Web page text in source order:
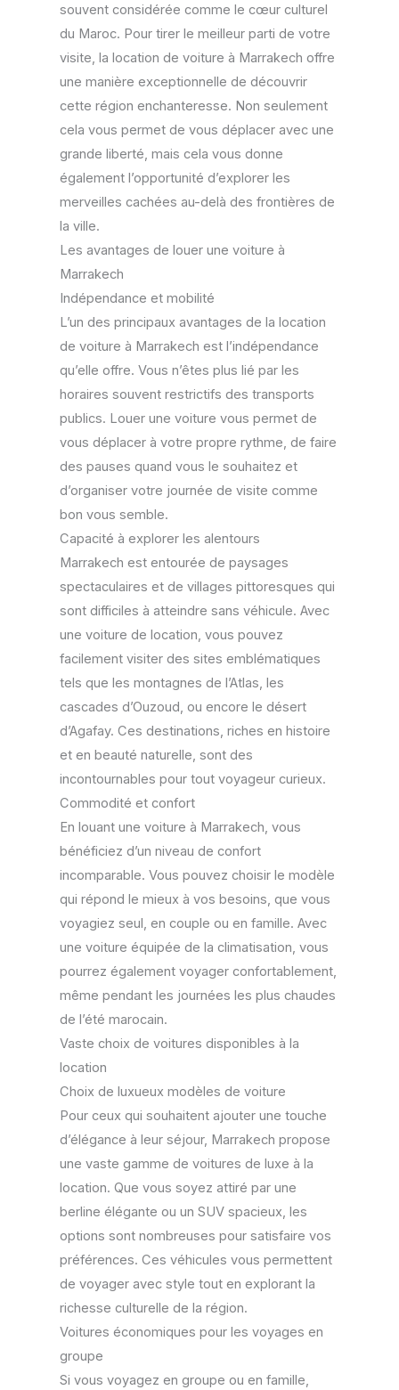
souvent considérée comme le cœur culturel
du Maroc. Pour tirer le meilleur parti de votre
visite, la location de voiture à Marrakech offre
une manière exceptionnelle de découvrir
cette région enchanteresse. Non seulement
cela vous permet de vous déplacer avec une
grande liberté, mais cela vous donne
également l’opportunité d’explorer les
merveilles cachées au-delà des frontières de
la ville.
Les avantages de louer une voiture à
Marrakech
Indépendance et mobilité
L’un des principaux avantages de la location
de voiture à Marrakech est l’indépendance
qu’elle offre. Vous n’êtes plus lié par les
horaires souvent restrictifs des transports
publics. Louer une voiture vous permet de
vous déplacer à votre propre rythme, de faire
des pauses quand vous le souhaitez et
d’organiser votre journée de visite comme
bon vous semble.
Capacité à explorer les alentours
Marrakech est entourée de paysages
spectaculaires et de villages pittoresques qui
sont difficiles à atteindre sans véhicule. Avec
une voiture de location, vous pouvez
facilement visiter des sites emblématiques
tels que les montagnes de l’Atlas, les
cascades d’Ouzoud, ou encore le désert
d’Agafay. Ces destinations, riches en histoire
et en beauté naturelle, sont des
incontournables pour tout voyageur curieux.
Commodité et confort
En louant une voiture à Marrakech, vous
bénéficiez d’un niveau de confort
incomparable. Vous pouvez choisir le modèle
qui répond le mieux à vos besoins, que vous
voyagiez seul, en couple ou en famille. Avec
une voiture équipée de la climatisation, vous
pourrez également voyager confortablement,
même pendant les journées les plus chaudes
de l’été marocain.
Vaste choix de voitures disponibles à la
location
Choix de luxueux modèles de voiture
Pour ceux qui souhaitent ajouter une touche
d’élégance à leur séjour, Marrakech propose
une vaste gamme de voitures de luxe à la
location. Que vous soyez attiré par une
berline élégante ou un SUV spacieux, les
options sont nombreuses pour satisfaire vos
préférences. Ces véhicules vous permettent
de voyager avec style tout en explorant la
richesse culturelle de la région.
Voitures économiques pour les voyages en
groupe
Si vous voyagez en groupe ou en famille,